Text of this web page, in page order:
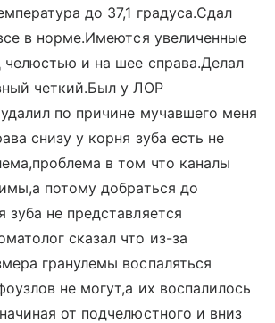
до 37,1 градуса.Сдал
в норме.Имеются увеличенные
и на шее справа.Делал
четкий.Был у ЛОР
по причине мучавшего меня
снизу у корня зуба есть не
в том что каналы
потому добраться до
зуба не представляется
сказал что из-за
гранулемы воспаляться
не могут,а их воспалилось
от подчелюстного и вниз